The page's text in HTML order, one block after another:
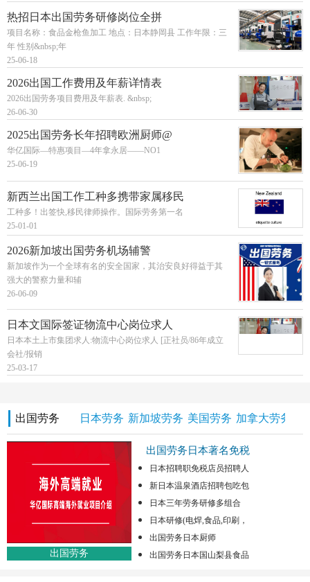
热招日本出国劳务研修岗位全拼
项目名称：食品金枪鱼加工 地点：日本静岡县 工作年限：三
年 性别&nbsp;年
25-06-18
2026出国工作费用及年薪详情表
2026出国劳务项目费用及年薪表. &nbsp;
26-06-30
2025出国劳务长年招聘欧洲厨师@
华亿国际—特惠项目—4年拿永居——NO1
25-06-19
新西兰出国工作工种多携带家属移民
工种多！出签快,移民律师操作。国际劳务第一名
25-01-01
2026新加坡出国劳务机场辅警
新加坡作为一个全球有名的安全国家，其治安良好得益于其
强大的警察力量和辅
26-06-09
日本文国际签证物流中心岗位求人
日本本土上市集团求人:物流中心岗位求人 [正社员/86年成立
会社/报销
25-03-17
出国劳务 日本劳务 新加坡劳务 美国劳务 加拿大劳务
出国劳务
出国劳务日本著名免税
日本招聘职免税店员招聘人
新日本温泉酒店招聘包吃包
日本三年劳务研修多组合
日本研修(电焊,食品,印刷，
出国劳务日本厨师
出国劳务日本国山梨县食品